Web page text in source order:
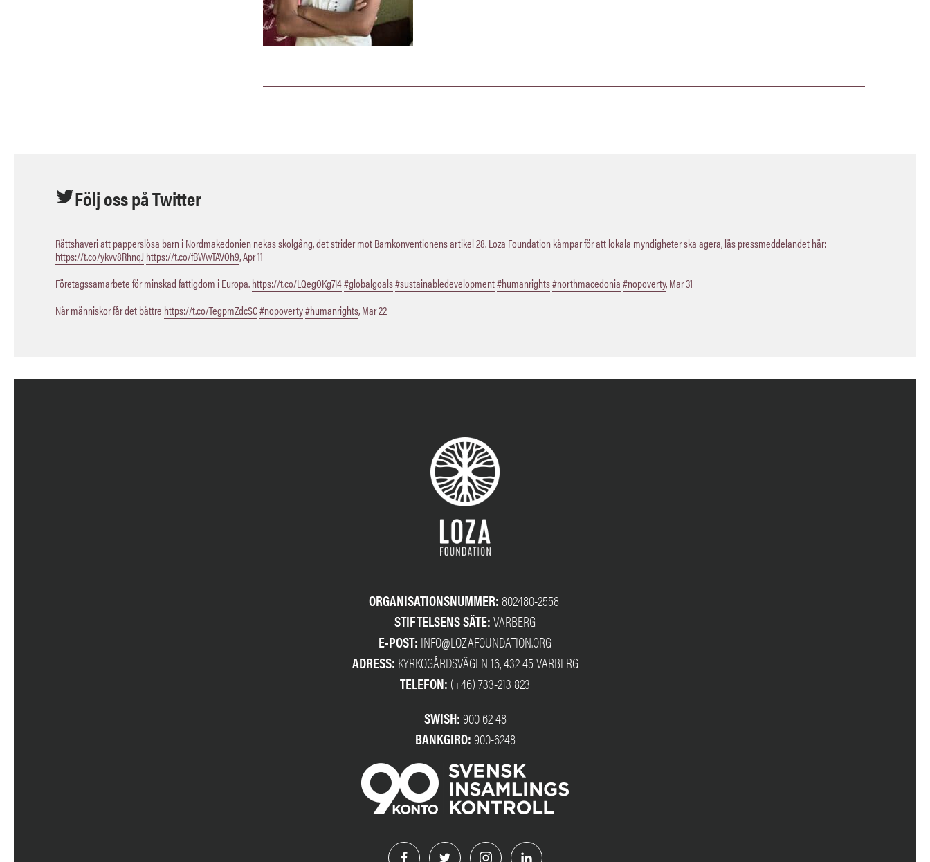
Följ oss på Twitter
Rättshaveri att papperslösa barn i Nordmakedonien nekas skolgång, det strider mot Barnkonventionens artikel 28. Loza Foundation kämpar för att lokala myndigheter ska agera, läs pressmeddelandet här:
https://t.co/ykvv8RhnqJ https://t.co/fBWwTAVOh9,Apr 11
Företagssamarbete för minskad fattigdom i Europa.https://t.co/LQegOKg7I4#globalgoals#sustainabledevelopment#humanrights#northmacedonia#nopoverty,Mar 31
När människor får det bättre https://t.co/TegpmZdcSC#nopoverty#humanrights,Mar 22
ORGANISATIONSNUMMER: 802480-2558
STIFTELSENS SÄTE:VARBERG
E-POST: INFO@LOZAFOUNDATION.ORG
ADRESS: KYRKOGÅRDSVÄGEN 16, 432 45 VARBERG
TELEFON: (+46) 733-213 823
SWISH:900 62 48
BANKGIRO:900-6248